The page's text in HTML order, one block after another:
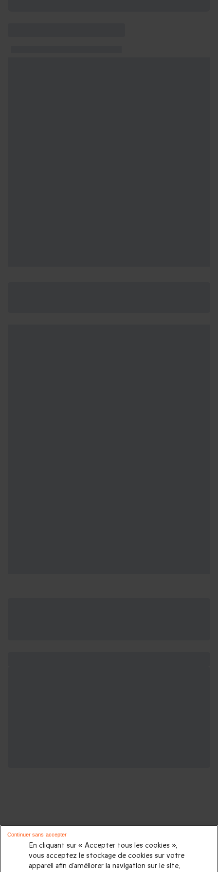
D'autres idées de cadeaux pour vos
proches :
Cadeaux d'anniversaire|Cadeaux femme|Cadeaux homme
En cliquant sur « Accepter tous les cookies »,
vous acceptez le stockage de cookies sur votre
appareil afin d’améliorer la navigation sur le site,
Continuer sans accepter